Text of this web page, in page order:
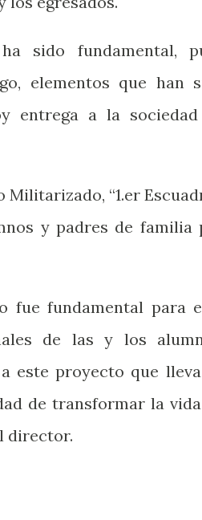
sido fundamental,
elementos que han
entrega a la
“1.er
y padres de familia
fue fundamental para
de las y los
este proyecto que
de transformar la
director.